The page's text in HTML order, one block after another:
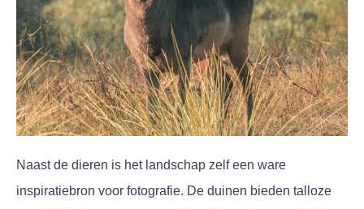
Naast de dieren is het landschap zelf een ware
inspiratiebron voor fotografie. De duinen bieden talloze